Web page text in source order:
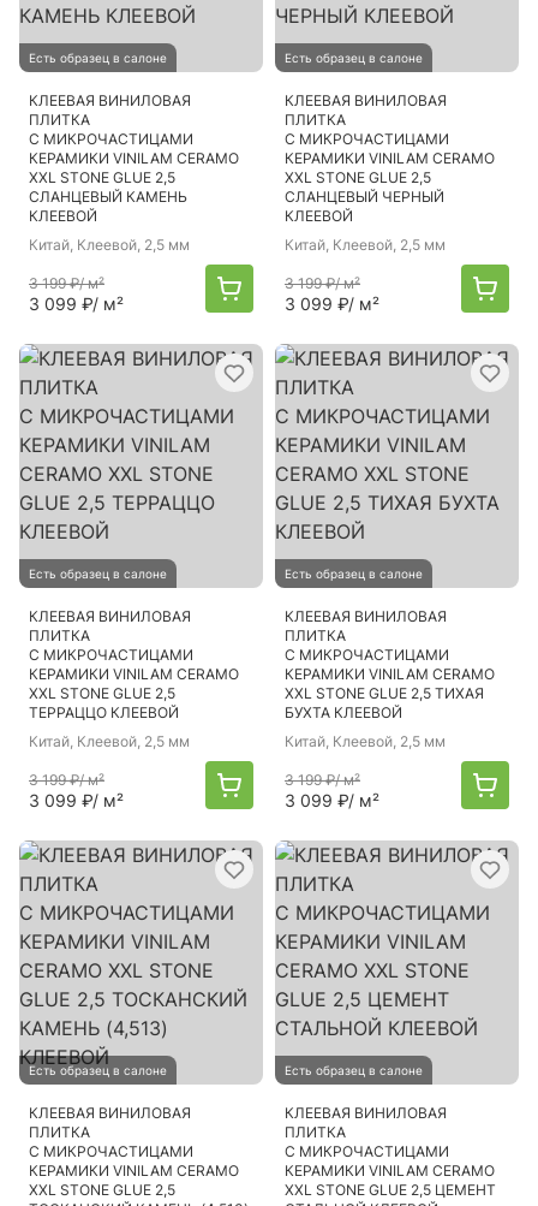
Есть образец в салоне
КЛЕЕВАЯ ВИНИЛОВАЯ
ПЛИТКА
С МИКРОЧАСТИЦАМИ
КЕРАМИКИ VINILAM CERAMO
XXL STONE GLUE 2,5
СЛАНЦЕВЫЙ КАМЕНЬ
КЛЕЕВОЙ
Китай, Клеевой, 2,5 мм
3 199 ₽/ м²
3 099 ₽/ м²
Есть образец в салоне
КЛЕЕВАЯ ВИНИЛОВАЯ
ПЛИТКА
С МИКРОЧАСТИЦАМИ
КЕРАМИКИ VINILAM CERAMO
XXL STONE GLUE 2,5
СЛАНЦЕВЫЙ ЧЕРНЫЙ
КЛЕЕВОЙ
Китай, Клеевой, 2,5 мм
3 199 ₽/ м²
3 099 ₽/ м²
Есть образец в салоне
КЛЕЕВАЯ ВИНИЛОВАЯ
ПЛИТКА
С МИКРОЧАСТИЦАМИ
КЕРАМИКИ VINILAM CERAMO
XXL STONE GLUE 2,5
ТЕРРАЦЦО КЛЕЕВОЙ
Китай, Клеевой, 2,5 мм
3 199 ₽/ м²
3 099 ₽/ м²
Есть образец в салоне
КЛЕЕВАЯ ВИНИЛОВАЯ
ПЛИТКА
С МИКРОЧАСТИЦАМИ
КЕРАМИКИ VINILAM CERAMO
XXL STONE GLUE 2,5 ТИХАЯ
БУХТА КЛЕЕВОЙ
Китай, Клеевой, 2,5 мм
3 199 ₽/ м²
3 099 ₽/ м²
Есть образец в салоне
КЛЕЕВАЯ ВИНИЛОВАЯ
ПЛИТКА
С МИКРОЧАСТИЦАМИ
КЕРАМИКИ VINILAM CERAMO
XXL STONE GLUE 2,5
Есть образец в салоне
КЛЕЕВАЯ ВИНИЛОВАЯ
ПЛИТКА
С МИКРОЧАСТИЦАМИ
КЕРАМИКИ VINILAM CERAMO
XXL STONE GLUE 2,5 ЦЕМЕНТ